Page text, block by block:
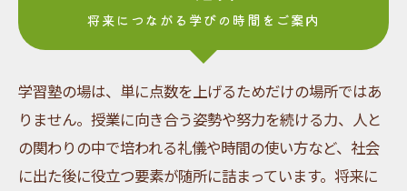
将来につながる学びの時間をご案内
学習塾の場は、単に点数を上げるためだけの場所ではあ
りません。授業に向き合う姿勢や努力を続ける力、人と
の関わりの中で培われる礼儀や時間の使い方など、社会
に出た後に役立つ要素が随所に詰まっています。将来に